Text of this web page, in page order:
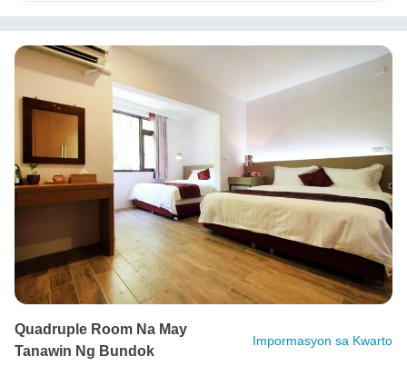
Quadruple Room Na May
Tanawin Ng Bundok
Impormasyon sa Kwarto